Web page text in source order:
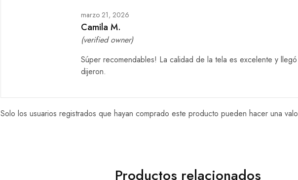
marzo 21, 2026
Camila M.
(verified owner)
Súper recomendables! La calidad de la tela es excelente y
dijeron.
Solo los usuarios registrados que hayan comprado este producto pueden hacer una
Productos relacionados